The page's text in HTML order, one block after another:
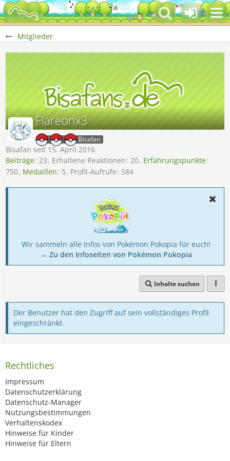
Mitglieder
Flareonx3
Bisafan
Bisafan seit 15. April 2016
Beiträge 23 Erhaltene Reaktionen 20 Erfahrungspunkte
750 Medaillen 5 Profil-Aufrufe 584
Wir sammeln alle Infos von Pokémon Pokopia für euch!
→ Zu den Infoseiten von Pokémon Pokopia
Inhalte suchen
Der Benutzer hat den Zugriff auf sein vollständiges Profil
eingeschränkt.
Rechtliches
Impressum
Datenschutzerklärung
Datenschutz-Manager
Nutzungsbestimmungen
Verhaltenskodex
Hinweise für Kinder
Hinweise für Eltern